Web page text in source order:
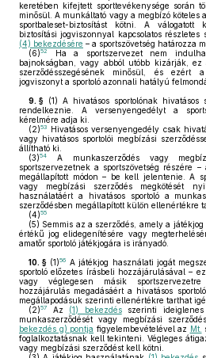
keretében kifejtett sporttevékenysége során
minősül. A munkáltató vagy a megbízó köteles
sportbaleset-biztosítást kötni. A válogatott
biztosítási jogviszonnyal kapcsolatos részletes
(4) bekezdésére – a sportszövetség határozza
(6)52
Ha a sportszervezet nem
bajnokságban, vagy abból utóbb kizárják,
szerződésszegésének minősül, és ezért
jogviszonyt a sportoló azonnali hatályú
9. § (1) A hivatásos sportolónak hivatásos
rendelkeznie. A versenyengedélyt a
kérelmére adja ki.
(2)53
Hivatásos versenyengedély csak
vagy hivatásos sportolói megbízási
állítható ki.
(3)54
A munkaszerződés vagy
sportszervezetnek a sportszövetség részére –
megállapított módon – be kell jelentenie. A
vagy megbízási szerződés megkötését
használatáért a hivatásos sportoló a
szerződésben megállapított külön ellenértékre
(4)55
(5) Semmis az a szerződés, amely a
értékű jog elidegenítésére vagy
amatőr sportoló játékjogára is irányadó.
10. § (1)56 A játékjog használati jogát
sportoló előzetes írásbeli hozzájárulásával –
vagy véglegesen másik
hozzájárulás megadásáért a hivatásos
megállapodásuk szerinti ellenértékre tarthat
(2)57 Az (1) bekezdésszerinti ideiglenes
munkaszerződését vagy megbízási
bekezdés g) pontja figyelembevételével az Mt.
foglalkoztatásnak kell tekinteni. Végleges
vagy megbízási szerződést kell kötni.